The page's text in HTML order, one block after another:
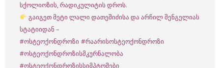
სქოლიოზის, რადიკულიტის დროს.
გაიგეთ მეტი ლალი დათეშიძისა და არჩილ შენგელიას
სტატიიდან –
#ოსტეოქონდროზი #რაარისოსტეოქონდროზი
#ოსტეოქონდროზისმკურნალობა
#ოსტეოქონდროზისსიმპტომები